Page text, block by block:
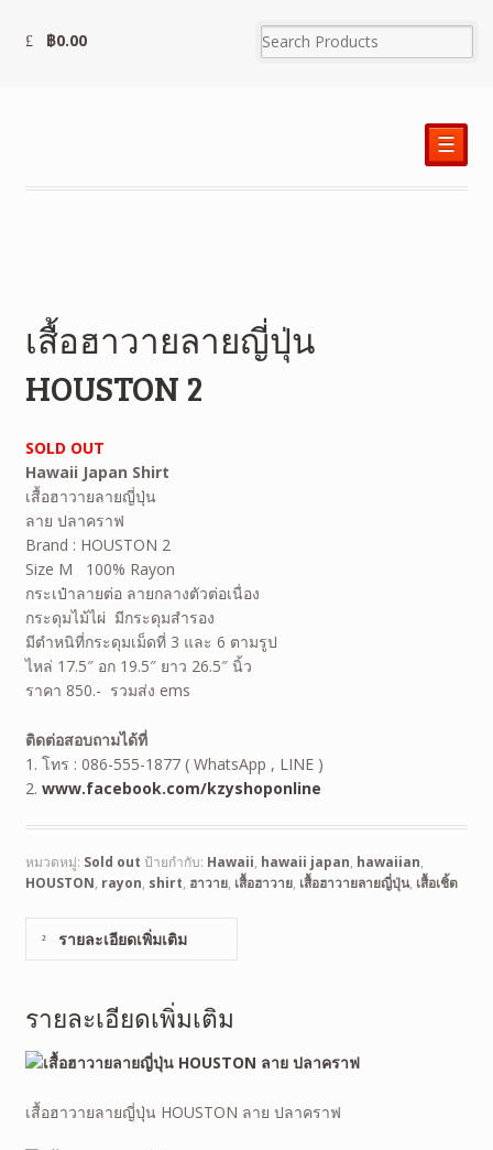
฿0.00
☰
เสื้อฮาวายลายญี่ปุ่น
HOUSTON 2
SOLD OUT
Hawaii Japan Shirt
เสื้อฮาวายลายญี่ปุ่น
ลาย ปลาคราฟ
Brand : HOUSTON 2
Size M 100% Rayon
กระเป๋าลายต่อ ลายกลางตัวต่อเนื่อง
กระดุมไม้ไผ่ มีกระดุมสำรอง
มีตำหนิที่กระดุมเม็ดที่ 3 และ 6 ตามรูป
ไหล่ 17.5″ อก 19.5″ ยาว 26.5″ นิ้ว
ราคา 850.- รวมส่ง ems
ติดต่อสอบถามได้ที่
1. โทร : 086-555-1877 ( WhatsApp , LINE )
2. www.facebook.com/kzyshoponline
หมวดหมู่: Sold out ป้ายกำกับ: Hawaii, hawaii japan, hawaiian,
HOUSTON, rayon, shirt, ฮาวาย, เสื้อฮาวาย, เสื้อฮาวายลายญี่ปุ่น, เสื้อเชิ้ต
รายละเอียดเพิ่มเติม
รายละเอียดเพิ่มเติม
เสื้อฮาวายลายญี่ปุ่น HOUSTON ลาย ปลาคราฟ